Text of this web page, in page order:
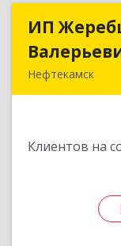
ИП
Нефтекамск
Клиентов на